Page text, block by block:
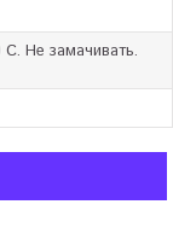
Не замачивать.